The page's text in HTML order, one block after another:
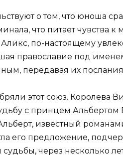
о том, что юноша
что питает чувства к
по-настоящему
православие под
передавая их
этот союз. Королева
с принцем Альбертом
известный
его предложение,
через несколько